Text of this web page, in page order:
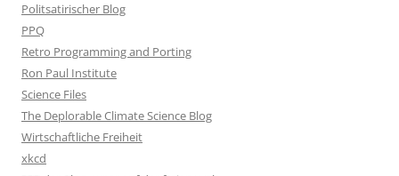
Politsatirischer Blog
PPQ
Retro Programming and Porting
Ron Paul Institute
Science Files
The Deplorable Climate Science Blog
Wirtschaftliche Freiheit
xkcd